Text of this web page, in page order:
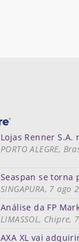
Lojas Renner
PORTO ALEGRE,
Seaspan se torna
SINGAPURA, 7 ago
Análise da FP
LIMASSOL, Chipre,
AXA XL vai